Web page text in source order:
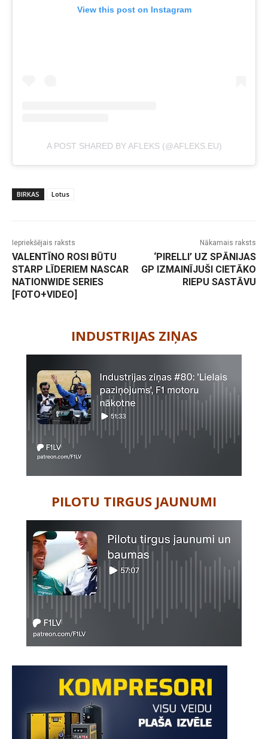
View this post on Instagram
A POST SHARED BY AFLEKS (@AFLEKS.EU)
BIRKAS Lotus
Iepriekšējais raksts
VALENTĪNO ROSI BŪTU
STARP LĪDERIEM NASCAR
NATIONWIDE SERIES
[FOTO+VIDEO]
Nākamais raksts
‘PIRELLI’ UZ SPĀNIJAS
GP IZMAINĪJUŠI CIETĀKO
RIEPU SASTĀVU
INDUSTRIJAS ZIŅAS
PILOTU TIRGUS JAUNUMI